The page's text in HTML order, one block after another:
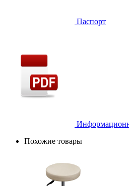
Паспорт
Похожие товары